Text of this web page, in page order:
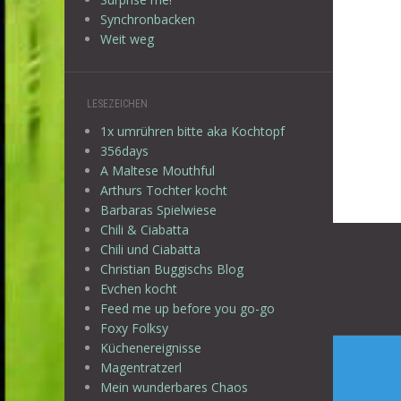
Synchronbacken
Weit weg
LESEZEICHEN
1x umrühren bitte aka Kochtopf
356days
A Maltese Mouthful
Arthurs Tochter kocht
Barbaras Spielwiese
Chili & Ciabatta
Chili und Ciabatta
Christian Buggischs Blog
Evchen kocht
Feed me up before you go-go
Foxy Folksy
Küchenereignisse
Magentratzerl
Mein wunderbares Chaos